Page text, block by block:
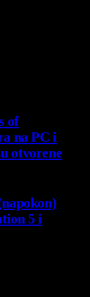
of
na PC i
otvorene
5 i